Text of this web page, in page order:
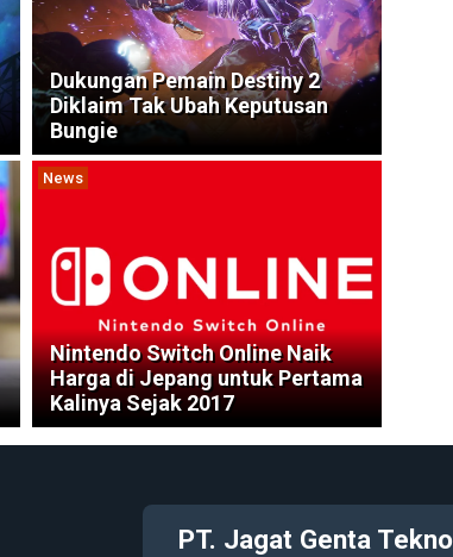
Dukungan Pemain Destiny 2
Diklaim Tak Ubah Keputusan
Bungie
News
Nintendo Switch Online Naik
Harga di Jepang untuk Pertama
Kalinya Sejak 2017
PT. Jagat Genta